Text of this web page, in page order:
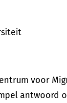
voor
antwoord